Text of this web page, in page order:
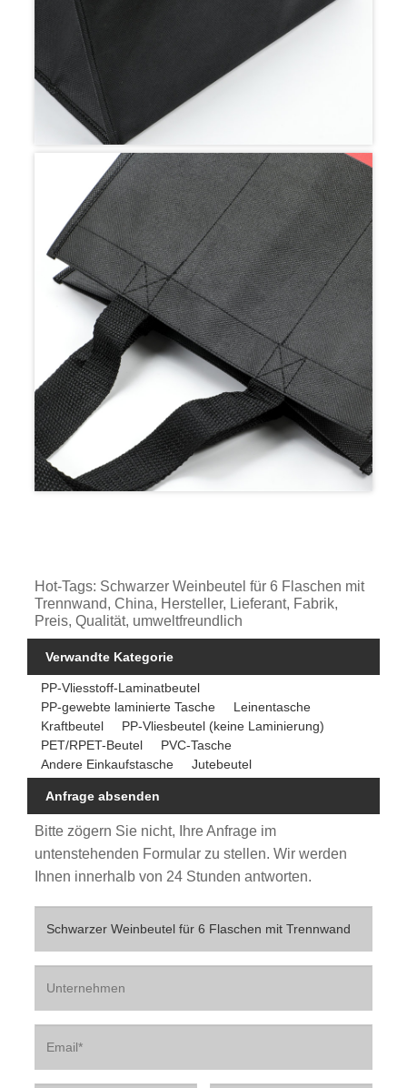
Hot-Tags: Schwarzer Weinbeutel für 6 Flaschen mit
Trennwand, China, Hersteller, Lieferant, Fabrik,
Preis, Qualität, umweltfreundlich
Verwandte Kategorie
PP-Vliesstoff-Laminatbeutel
PP-gewebte laminierte Tasche
Leinentasche
Kraftbeutel
PP-Vliesbeutel (keine Laminierung)
PET/RPET-Beutel
PVC-Tasche
Andere Einkaufstasche
Jutebeutel
Anfrage absenden
Bitte zögern Sie nicht, Ihre Anfrage im
untenstehenden Formular zu stellen. Wir werden
Ihnen innerhalb von 24 Stunden antworten.